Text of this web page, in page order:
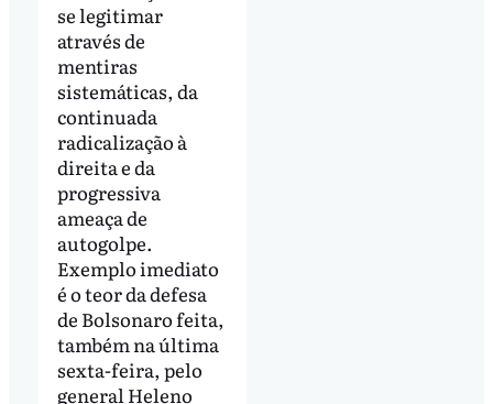
se legitimar
através de
mentiras
sistemáticas, da
continuada
radicalização à
direita e da
progressiva
ameaça de
autogolpe.
Exemplo imediato
é o teor da defesa
de Bolsonaro feita,
também na última
sexta-feira, pelo
general Heleno